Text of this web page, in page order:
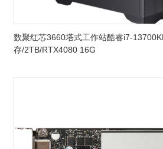
数聚红芯3660塔式工作站酷睿i7-
存/2TB/RTX4080 16G